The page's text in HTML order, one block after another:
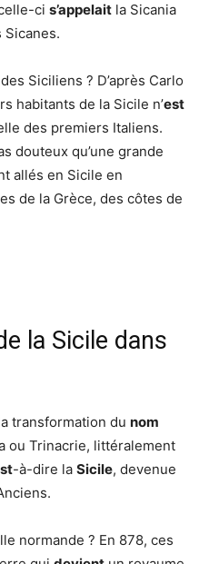
ci s’appelait la Sicania
Siciliens ? D’après Carlo
habitants de la Sicile n’est
des premiers Italiens.
douteux qu’une grande
allés en Sicile en
de la Grèce, des côtes de
la Sicile dans
transformation du nom
ou Trinacrie, littéralement
-à-dire la Sicile, devenue
normande ? En 878, ces